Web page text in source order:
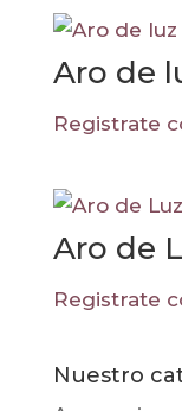
Aro de
Registrate
Aro de
Registrate
Nuestro